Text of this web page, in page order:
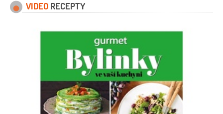
VIDEO RECEPTY